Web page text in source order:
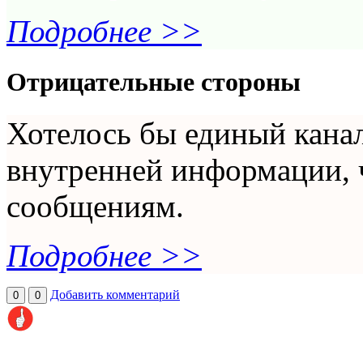
Подробнее >>
Отрицательные стороны
Хотелось бы единый
внутренней информации,
сообщениям.
Подробнее >>
0 0 Добавить комментарий